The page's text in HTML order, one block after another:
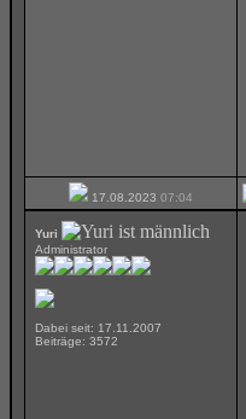
17.08.2023 07:04
Yuri
Administrator
Dabei seit: 17.11.2007
Beiträge: 3572